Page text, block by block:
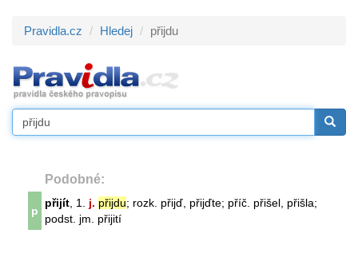
Pravidla.cz Hledej přijdu
Podobné:
p
přijít , 1. j. přijdu; rozk. přijď, přijďte; příč. přišel, přišla;
podst. jm. přijití